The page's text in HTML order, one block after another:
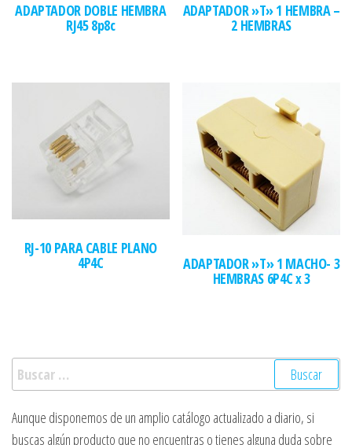
ADAPTADOR DOBLE HEMBRA
RJ45 8p8c
ADAPTADOR »T» 1 HEMBRA –
2 HEMBRAS
RJ-10 PARA CABLE PLANO
4P4C ADAPTADOR »T» 1 MACHO- 3
HEMBRAS 6P4C x 3
Buscar:
Aunque disponemos de un amplio catálogo actualizado a diario, si
buscas algún producto que no encuentras o tienes alguna duda sobre